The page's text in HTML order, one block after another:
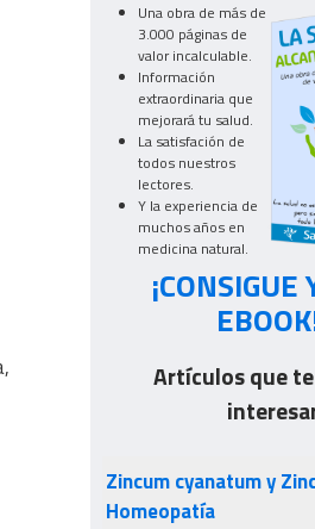
Una obra de más de
3.000 páginas de
valor incalculable.
Información
extraordinaria que
mejorará tu salud.
La satisfación de
todos nuestros
lectores.
Y la experiencia de
muchos años en
medicina natural.
¡CONSIGUE
Artículos que
Zincum cyanatum y
Homeopatía